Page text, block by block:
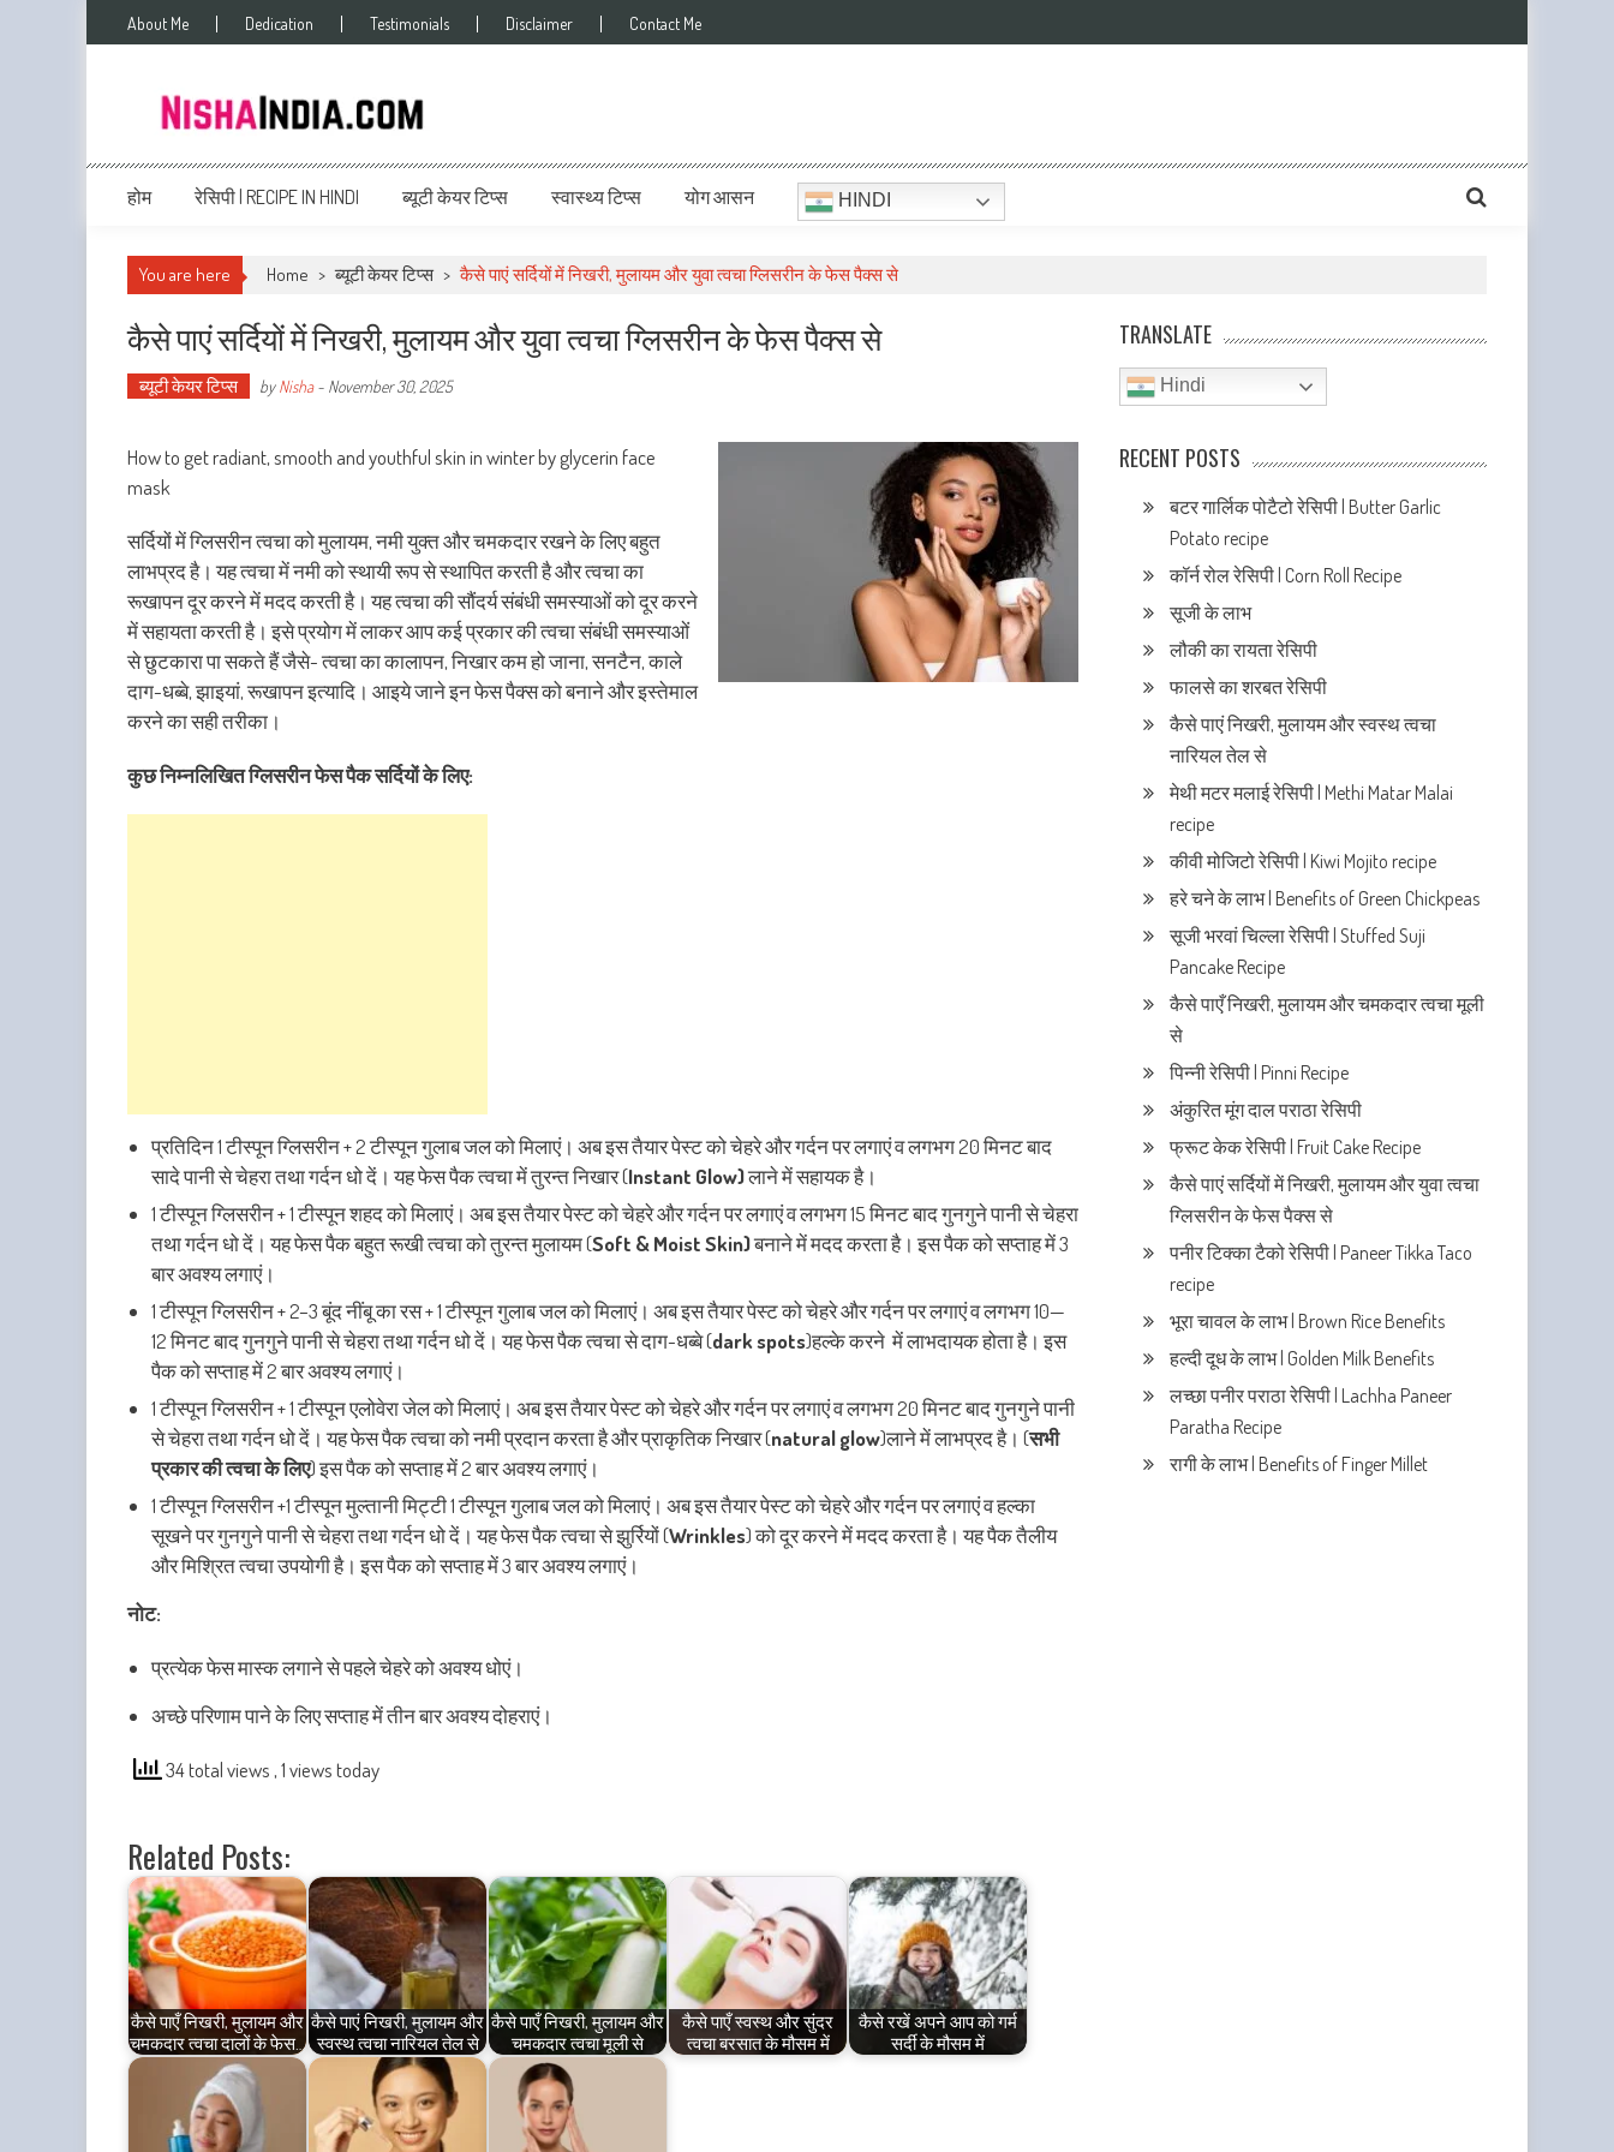
About Me Dedication Testimonials Disclaimer Contact Me
Nishaindia.com
Indian Recipes | Indian Cookery | Vegetarian Recipes
होम रेसिपी | RECIPE IN HINDI ब्यूटी केयर टिप्स स्वास्थ्य टिप्स योग आसन HINDI
You are here Home > ब्यूटी केयर टिप्स > कैसे पाएं सर्दियों में निखरी, मुलायम और युवा त्वचा ग्लिसरीन के फेस पैक्स से
कैसे पाएं सर्दियों में निखरी, मुलायम और युवा त्वचा ग्लिसरीन के फेस पैक्स से
ब्यूटी केयर टिप्स byNisha- November 30, 2025
How to get radiant, smooth and youthful skin in winter by glycerin face
mask
सर्दियों में ग्लिसरीन त्वचा को मुलायम, नमी युक्त और चमकदार रखने के लिए बहुत
लाभप्रद है। यह त्वचा में नमी को स्थायी रूप से स्थापित करती है और त्वचा का
रूखापन दूर करने में मदद करती है। यह त्वचा की सौंदर्य संबंधी समस्याओं को दूर करने
में सहायता करती है। इसे प्रयोग में लाकर आप कई प्रकार की त्वचा संबंधी समस्याओं
से छुटकारा पा सकते हैं जैसे- त्वचा का कालापन, निखार कम हो जाना, सनटैन, काले
दाग-धब्बे, झाइयां, रूखापन इत्यादि। आइये जाने इन फेस पैक्स को बनाने और इस्तेमाल
करने का सही तरीका।
कुछ निम्नलिखित ग्लिसरीन फेस पैक सर्दियों के लिए:
प्रतिदिन 1 टीस्पूनग्लिसरीन + 2 टीस्पून गुलाब जल को मिलाएं। अब इस तैयार पेस्ट को चेहरे और गर्दन पर लगाएं व लगभग 20 मिनट बाद
सादे पानी से चेहरा तथा गर्दन धो दें। यह फेस पैक त्वचा में तुरन्त निखार (Instant Glow)लाने में सहायक है।
1 टीस्पून ग्लिसरीन + 1 टीस्पून शहद को मिलाएं। अब इस तैयार पेस्ट को चेहरे और गर्दन पर लगाएं व लगभग 15 मिनट बाद गुनगुने पानी से चेहरा
तथा गर्दन धो दें। यह फेस पैक बहुत रूखी त्वचा को तुरन्त मुलायम (Soft & Moist Skin)बनाने में मदद करता है। इस पैक को सप्ताह में 3
बार अवश्य लगाएं।
1 टीस्पून ग्लिसरीन + 2–3 बूंद नींबू का रस + 1 टीस्पून गुलाब जल को मिलाएं। अब इस तैयार पेस्ट को चेहरे और गर्दन पर लगाएं व लगभग 10—
12 मिनट बाद गुनगुने पानी से चेहरा तथा गर्दन धो दें। यह फेस पैक त्वचा से दाग-धब्बे (darkspots)हल्के करने में लाभदायक होता है। इस
पैक को सप्ताह में 2 बार अवश्य लगाएं।
1 टीस्पून ग्लिसरीन + 1 टीस्पून एलोवेरा जेल को मिलाएं। अब इस तैयार पेस्ट को चेहरे और गर्दन पर लगाएं व लगभग 20 मिनट बाद गुनगुने पानी
से चेहरा तथा गर्दन धो दें। यह फेस पैक त्वचा को नमी प्रदान करता है और प्राकृतिक निखार (natural glow)लाने में लाभप्रद है। (सभी
प्रकार की त्वचा केलिए) इस पैक को सप्ताह में 2 बार अवश्य लगाएं।
1 टीस्पून ग्लिसरीन +1 टीस्पून मुल्तानी मिट्टी 1 टीस्पून गुलाब जल को मिलाएं। अब इस तैयार पेस्ट को चेहरे और गर्दन पर लगाएं व हल्का
सूखने पर गुनगुने पानी से चेहरा तथा गर्दन धो दें। यह फेस पैक त्वचा से झुर्रियों (Wrinkles) को दूर करने में मदद करता है। यह पैक तैलीय
और मिश्रित त्वचा उपयोगी है। इस पैक को सप्ताह में 3 बार अवश्य लगाएं।
नोट:
प्रत्येक फेस मास्क लगाने से पहले चेहरे को अवश्य धोएं।
अच्छे परिणाम पाने के लिए सप्ताह में तीन बार अवश्य दोहराएं।
34 total views, 1 views today
Related Posts:
कैसे पाएँ निखरी, मुलायम और
चमकदार त्वचा दालों के फेस…
कैसे पाएं निखरी, मुलायम और
स्वस्थ त्वचा नारियल तेल से
कैसे पाएँ निखरी, मुलायम और
चमकदार त्वचा मूली से
कैसे पाएँ स्वस्थ और सुंदर
त्वचा बरसात के मौसम में
कैसे रखें अपने आप को गर्म
सर्दी के मौसम में
TRANSLATE
Hindi
RECENT POSTS
बटर गार्लिक पोटैटो रेसिपी | Butter Garlic
Potato recipe
कॉर्न रोल रेसिपी | Corn Roll Recipe
सूजी के लाभ
लौकी का रायता रेसिपी
फालसे का शरबत रेसिपी
कैसे पाएं निखरी, मुलायम और स्वस्थ त्वचा
नारियल तेल से
मेथी मटर मलाई रेसिपी | Methi Matar Malai
recipe
कीवी मोजिटो रेसिपी | Kiwi Mojito recipe
हरे चने के लाभ | Benefits of Green Chickpeas
सूजी भरवां चिल्ला रेसिपी | Stuffed Suji
Pancake Recipe
कैसे पाएँ निखरी, मुलायम और चमकदार त्वचा मूली
से
पिन्नी रेसिपी | Pinni Recipe
अंकुरित मूंग दाल पराठा रेसिपी
फ्रूट केक रेसिपी | Fruit Cake Recipe
कैसे पाएं सर्दियों में निखरी, मुलायम और युवा त्वचा
ग्लिसरीन के फेस पैक्स से
पनीर टिक्का टैको रेसिपी | Paneer Tikka Taco
recipe
भूरा चावल के लाभ | Brown Rice Benefits
हल्दी दूध के लाभ | Golden Milk Benefits
लच्छा पनीर पराठा रेसिपी | Lachha Paneer
Paratha Recipe
रागी के लाभ | Benefits of Finger Millet